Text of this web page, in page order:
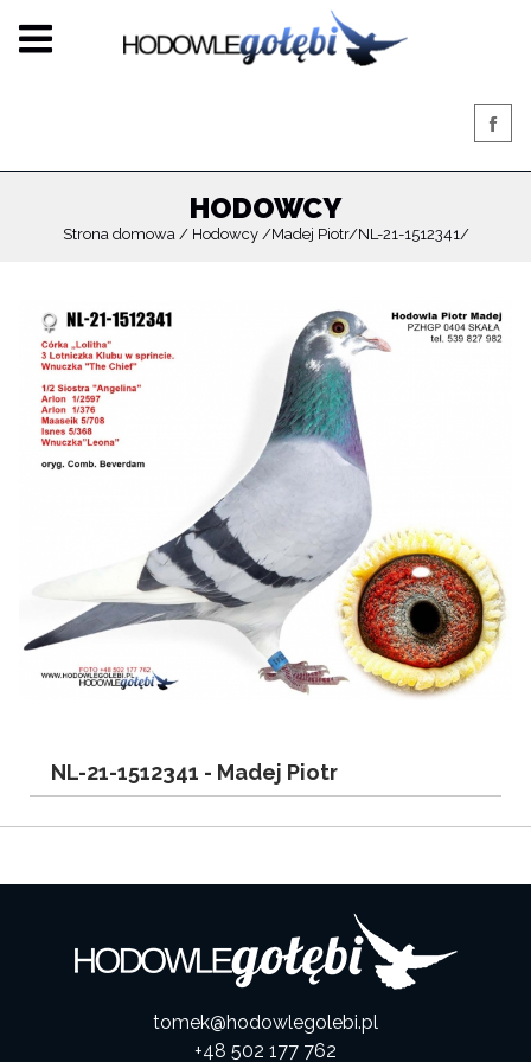
HODOWCY
Strona domowa Hodowcy Madej Piotr NL-21-1512341
NL-21-1512341 - Madej Piotr
tomek@hodowlegolebi.pl
+48 502 177 762